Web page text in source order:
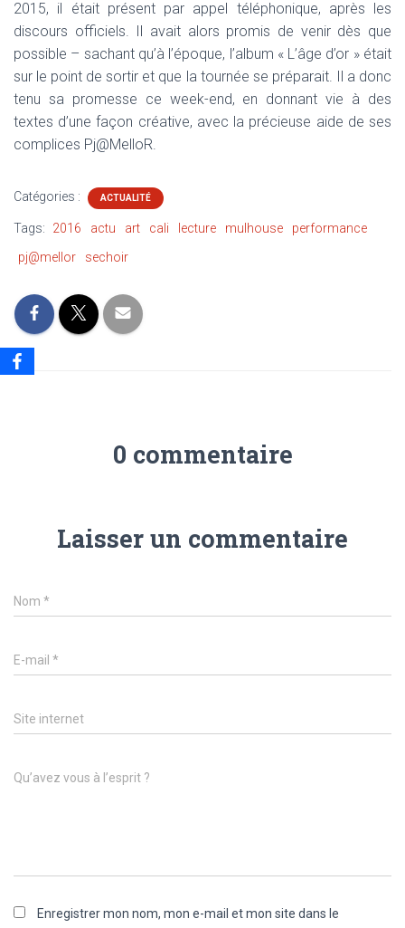
2015, il était présent par appel téléphonique, après les
discours officiels. Il avait alors promis de venir dès que
possible – sachant qu’à l’époque, l’album « L’âge d’or » était
sur le point de sortir et que la tournée se préparait. Il a donc
tenu sa promesse ce week-end, en donnant vie à des
textes d’une façon créative, avec la précieuse aide de ses
complices Pj@MelloR.
Catégories : ACTUALITÉ
Tags: 2016 actu art cali lecture mulhouse
performance
pj@mellor
sechoir
0 commentaire
Laisser un commentaire
Nom *
E-mail *
Site internet
Qu’avez vous à l’esprit ?
Enregistrer mon nom, mon e-mail et mon site dans le